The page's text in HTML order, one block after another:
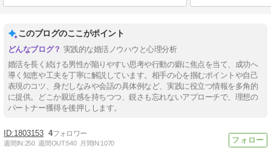
このブログのここがポイント
実践的な婚活ノウハウと心理分析
婚活を長く続ける男性が陥りやすい思考や行動の癖に焦点を当て、成功へ
導く知恵や工夫を丁寧に解説しています。相手の心を掴むポイントや自己
表現のコツ、身だしなみや会話の具体例など、実践に役立つ情報を多角的
に提供。どこか親近感を持ちつつ、鋭さも忘れないアプローチで、理想の
パートナー獲得を後押しします。
1803153 4
週間IN:250 週間OUT:540 月間IN:1070